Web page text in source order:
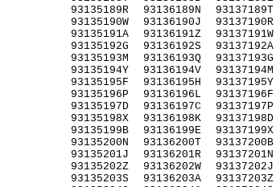
93135189R
93135190W
93135191A
93135192G
93135193M
93135194Y
93135195F
93135196P
93135197D
93135198X
93135199B
93135200N
93135201J
93135202Z
93135203S
93136189N
93136190J
93136191Z
93136192S
93136193Q
93136194V
93136195H
93136196L
93136197C
93136198K
93136199E
93136200T
93136201R
93136202W
93136203A
93137189T
93137190R
93137191W
93137192A
93137193G
93137194M
93137195Y
93137196F
93137197P
93137198D
93137199X
93137200B
93137201N
93137202J
93137203Z